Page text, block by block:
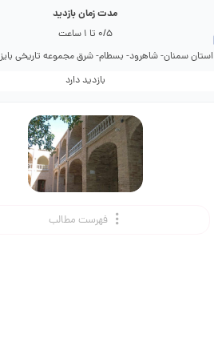
مدت زمان بازدید
0/5 تا 1 ساعت
استان سمنان- شاهرود- بسطام- شرق مجموعه تاریخی
بازدید دارد
فهرست مطالب